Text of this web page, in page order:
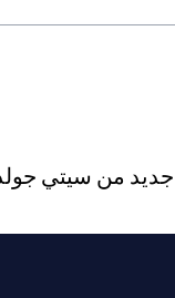
من سيتي جولد